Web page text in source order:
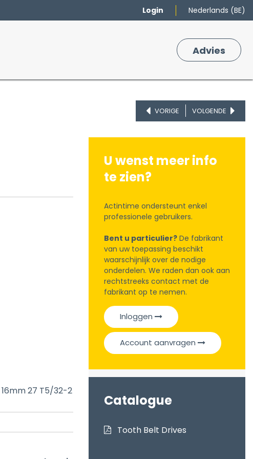
Login Nederlands (BE)
Adv​ies
VORIGE VOLGENDE
27 T5/32-2
U wenst meer info
te zien?
Actintime ondersteunt enkel
professionele gebruikers.
Bent u particulier? De fabrikant
van uw toepassing beschikt
waarschijnlijk over de nodige
onderdelen. We raden dan ook aan
rechtstreeks contact met de
fabrikant op te nemen.
Inloggen
Account aanvragen
Catalogue
Tooth Belt Drives